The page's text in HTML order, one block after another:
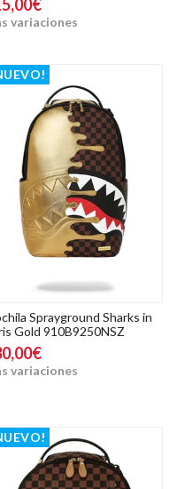
variaciones
Sprayground Sharks in
Gold 910B9250NSZ
variaciones